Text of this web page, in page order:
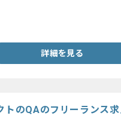
詳細を見る
トのQAのフリーランス